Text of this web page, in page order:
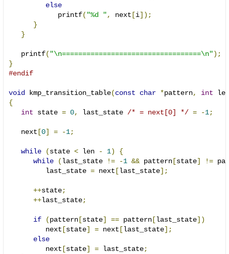
else
            printf
( "%d ", next [i]);
}
}
   printf
( "\n==================================\n");
}
#endif
void kmp_transition_table(const char *pattern, int len
{
int state = 0, last_state /* = next[0] */ = -1;
   next
[0] = -1;
while (state < len - 1)
{
while
(last_state != -1 && pattern [state] !=
         last_state
= next [last_state];
++state;
++last_state;
if (pattern [state] == pattern [last_state])
         next
[state] = next [last_state];
else
         next
[state] = last_state;